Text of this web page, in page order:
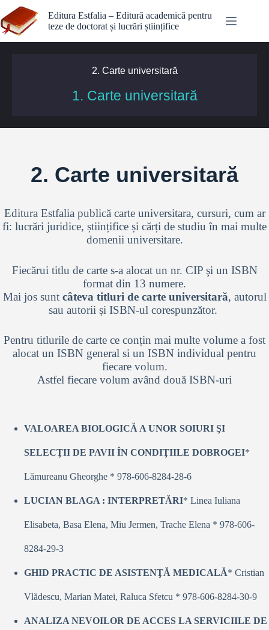
Editura Estfalia – Editură academică pentru
teze de doctorat și lucrări științifice
2. Carte universitară
1. Carte universitară
2. Carte universitară
Editura Estfalia publică carte universitara, cursuri, cum ar
fi: lucrări juridice, științifice și cărți de studiu în mai multe
domenii universitare.
Fiecărui titlu de carte s-a alocat un nr. CIP şi un ISBN
format din 13 numere.
Mai jos sunt câteva titluri de carte universitară, autorul
sau autorii și ISBN-ul corespunzător.
Pentru titlurile de carte ce conțin mai multe volume a fost
alocat un ISBN general si un ISBN individual pentru
fiecare volum.
Astfel fiecare volum având două ISBN-uri
VALOAREA BIOLOGICĂ A UNOR SOIURI ŞI
SELECŢII DE PAVII ÎN CONDIŢIILE DOBROGEI*
Lămureanu Gheorghe * 978-606-8284-28-6
LUCIAN BLAGA : INTERPRETĂRI* Linea Iuliana
Elisabeta, Basa Elena, Miu Jermen, Trache Elena * 978-606-
8284-29-3
GHID PRACTIC DE ASISTENŢĂ MEDICALĂ* Cristian
Vlădescu, Marian Matei, Raluca Sfetcu * 978-606-8284-30-9
ANALIZA NEVOILOR DE ACCES LA SERVICIILE DE